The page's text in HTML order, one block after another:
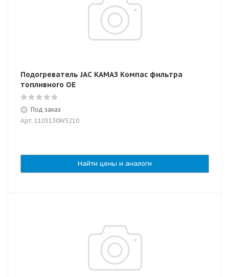
Подогреватель JAC КАМАЗ Компас фильтра
топливного OE
Под заказ
Арт: 1105130W5210
Найти цены и аналоги